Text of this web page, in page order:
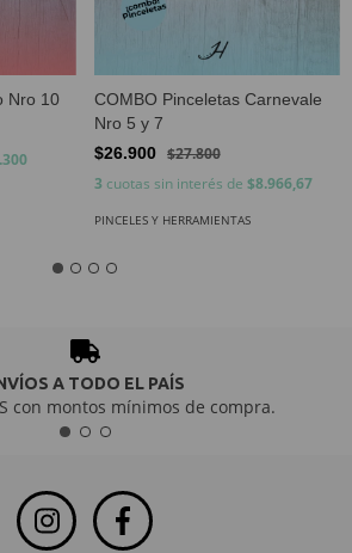
Nro 10
COMBO Pinceletas Carnevale
Nro 5 y 7
$26.900 $27.800
3cuotas sin interés de $8.966,67
PINCELES Y HERRAMIENTAS
A TODO EL PAÍS
con montos mínimos de compra.